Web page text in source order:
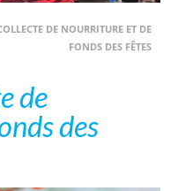
DE NOURRITURE ET DE
FONDS DES FÊTES
de
des